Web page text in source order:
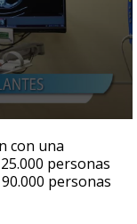
con una
personas
personas